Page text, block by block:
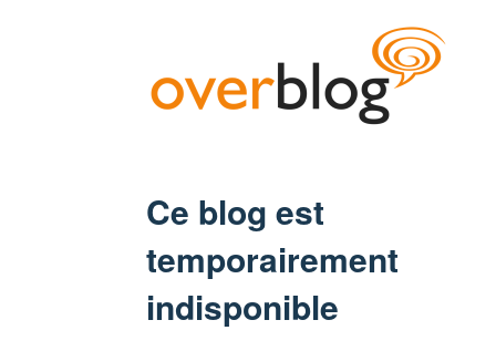
Ce blog est
temporairement
indisponible